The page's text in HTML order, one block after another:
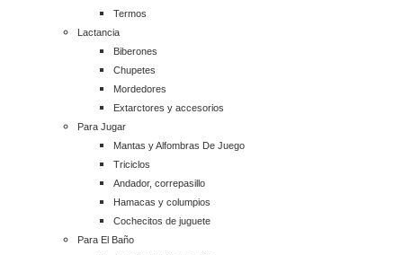
Termos
Lactancia
Biberones
Chupetes
Mordedores
Extarctores y accesorios
Para Jugar
Mantas y Alfombras De Juego
Triciclos
Andador, correpasillo
Hamacas y columpios
Cochecitos de juguete
Para El Baño